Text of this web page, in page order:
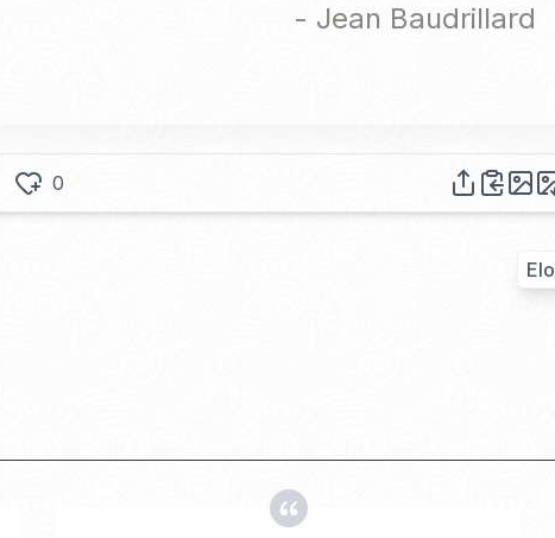
- Jean Baudrillard
0